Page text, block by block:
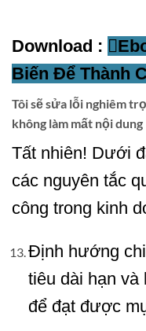
Download :
Biến Để Thành
Tôi sẽ sửa lỗi nghiêm
không làm mất nội dung
Tất nhiên! Dưới
các nguyên tắc
công trong kinh
Định hướng
tiêu dài hạn
để đạt được